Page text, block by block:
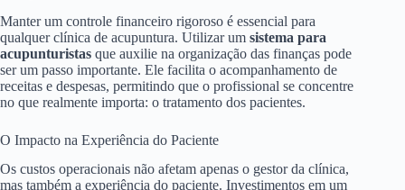
Manter um controle financeiro rigoroso é essencial para
qualquer clínica de acupuntura. Utilizar um sistema para
acupunturistas que auxilie na organização das finanças pode
ser um passo importante. Ele facilita o acompanhamento de
receitas e despesas, permitindo que o profissional se concentre
no que realmente importa: o tratamento dos pacientes.
O Impacto na Experiência do Paciente
Os custos operacionais não afetam apenas o gestor da clínica,
mas também a experiência do paciente. Investimentos em um